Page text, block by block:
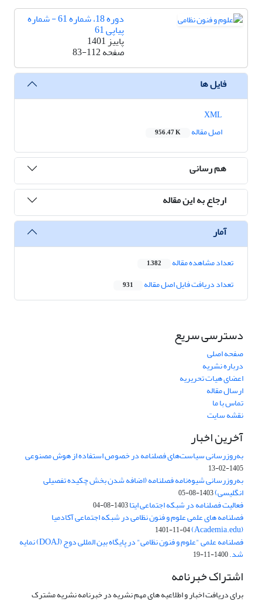
دوره 18، شماره 61 - شماره
پیاپی 61
پاییز 1401
صفحه83-112
فایل ها
اصل مقاله
956.47 K
هم رسانی
ارجاع به این مقاله
آمار
تعداد مشاهده مقاله 1,382
تعداد دریافت فایل اصل مقاله 931
دسترسی سریع
صفحه اصلی
درباره نشریه
اعضای هیات تحریریه
ارسال مقاله
تماس با ما
نقشه سایت
آخرین اخبار
به‌روزرسانی سیاست‌های فصلنامه در خصوص استفاده از هوش مصنوعی
1405-02-13
به‌روزرسانی شیوه‌نامه فصلنامه (اضافه شدن بخش چکیده تفصیلی
انگلیسی)1403-08-05
فعالیت فصلنامه در شبکه اجتماعی ایتا1403-08-04
فصلنامه های علمی علوم و فنون نظامی در شبکه اجتماعی آکادمیا
(Academia.edu)
1401-11-04
فصلنامه علمی "علوم و فنون نظامی" در پایگاه بین المللی دوج (DOAJ) نمایه
شد.1400-11-19
اشتراک خبرنامه
برای دریافت اخبار و اطلاعیه های مهم نشریه در خبرنامه نشریه مشترک